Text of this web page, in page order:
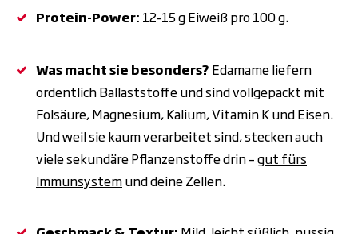
Protein-Power: 12-15g Eiweißpro 100g.
Was macht sie besonders? Edamame liefern
ordentlich Ballaststoffe und sind vollgepackt mit
Folsäure, Magnesium, Kalium, Vitamin K und Eisen.
Und weil sie kaum verarbeitet sind, stecken auch
viele sekundäre Pflanzenstoffe drin –gut fürs
Immunsystemund deine Zellen.